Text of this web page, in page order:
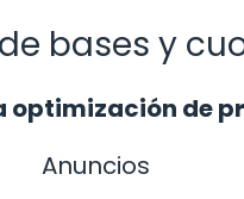
bases y
optimización de
Anuncios